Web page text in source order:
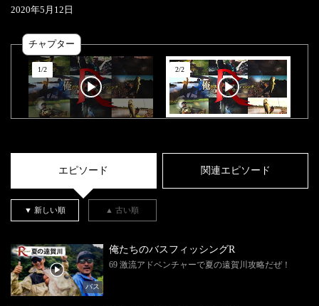
2020年5 月 12 日
チャプター
1/2 2/2
エピソード 関連エピソード
▼ 新しい順 ▲ 古い順
バス
俺たちのバスフィッシングR
69 激流アドベンチャーで夏の遠賀川攻略だぜ！